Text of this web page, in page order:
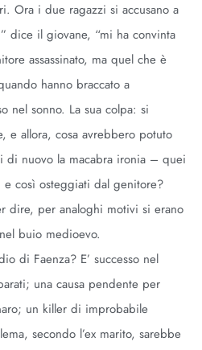
Ora i due ragazzi si accusano a
dice il giovane, “mi ha convinta
assassinato, ma quel che è
hanno braccato a
nel sonno. La sua colpa: si
e allora, cosa avrebbero potuto
nuovo la macabra ironia – quei
così osteggiati dal genitore?
dire, per analoghi motivi si erano
buio medioevo.
di Faenza? E’ successo nel
una causa pendente per
un killer di improbabile
secondo l’ex marito, sarebbe